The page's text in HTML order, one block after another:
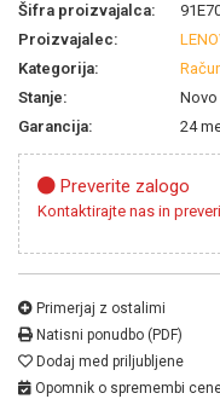
Šifra proizvajalca:
Proizvajalec:
Kategorija:
Stanje:
Novo
Garancija:
24
Preverite zalogo
Kontaktirajte nas in
Primerjaj z ostalimi
Natisni ponudbo (PDF)
Dodaj med priljubljene
Opomnik o spremembi